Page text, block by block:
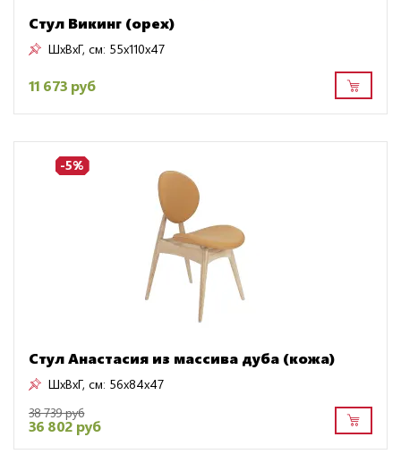
Стул Викинг (орех)
ШxВxГ, см: 55x110x47
11 673 руб
-5%
Стул Анастасия из массива дуба (кожа)
ШxВxГ, см: 56x84x47
38 739 руб
36 802 руб